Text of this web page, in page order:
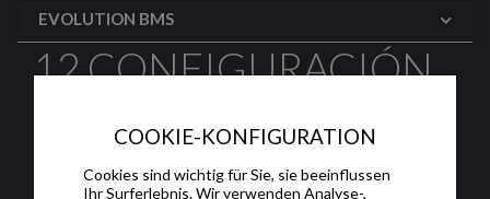
EVOLUTION BMS
12.CONFIGURACIÓN
DE PANTALLAS:
EJEMPLO DE
COOKIE-KONFIGURATION
Cookies sind wichtig für Sie, sie beeinflussen
Ihr Surferlebnis. Wir verwenden Analyse-,